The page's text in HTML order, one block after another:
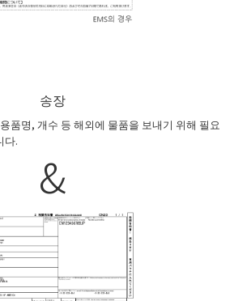
송장
품명, 개수 등 해외에 물품을 보내기 위해 필요
다.
&